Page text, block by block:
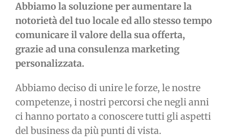
Abbiamo la soluzione per aumentare la
notorietà del tuo locale ed allo stesso tempo
comunicare il valore della sua offerta,
grazie ad una consulenza marketing
personalizzata.
Abbiamo deciso di unire le forze, le nostre
competenze, i nostri percorsi che negli anni
ci hanno portato a conoscere tutti gli aspetti
del business da più punti di vista.